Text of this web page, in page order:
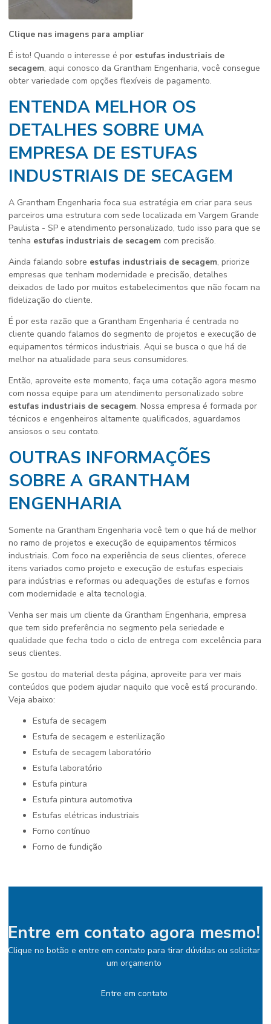
Clique nas imagens para ampliar
É isto! Quando o interesse é por estufas industriais de
secagem, aqui conosco da Grantham Engenharia, você consegue
obter variedade com opções flexíveis de pagamento.
ENTENDA MELHOR OS
DETALHES SOBRE UMA
EMPRESA DE ESTUFAS
INDUSTRIAIS DE SECAGEM
A Grantham Engenharia foca sua estratégia em criar para seus
parceiros uma estrutura com sede localizada em Vargem Grande
Paulista - SP e atendimento personalizado, tudo isso para que se
tenha estufas industriais de secagem com precisão.
Ainda falando sobre estufas industriais de secagem, priorize
empresas que tenham modernidade e precisão, detalhes
deixados de lado por muitos estabelecimentos que não focam na
fidelização do cliente.
É por esta razão que a Grantham Engenharia é centrada no
cliente quando falamos do segmento de projetos e execução de
equipamentos térmicos industriais. Aqui se busca o que há de
melhor na atualidade para seus consumidores.
Então, aproveite este momento, faça uma cotação agora mesmo
com nossa equipe para um atendimento personalizado sobre
estufas industriais de secagem. Nossa empresa é formada por
técnicos e engenheiros altamente qualificados, aguardamos
ansiosos o seu contato.
OUTRAS INFORMAÇÕES
SOBRE A GRANTHAM
ENGENHARIA
Somente na Grantham Engenharia você tem o que há de melhor
no ramo de projetos e execução de equipamentos térmicos
industriais. Com foco na experiência de seus clientes, oferece
itens variados como projeto e execução de estufas especiais
para indústrias e reformas ou adequações de estufas e fornos
com modernidade e alta tecnologia.
Venha ser mais um cliente da Grantham Engenharia, empresa
que tem sido preferência no segmento pela seriedade e
qualidade que fecha todo o ciclo de entrega com excelência para
seus clientes.
Se gostou do material desta página, aproveite para ver mais
conteúdos que podem ajudar naquilo que você está procurando.
Veja abaixo:
estufa de secagem
estufa de secagem e esterilização
estufa de secagem laboratório
estufa laboratório
estufa pintura
estufa pintura automotiva
estufas elétricas industriais
forno contínuo
forno de fundição
Entre em contato agora mesmo!
Clique no botão e entre em contato para tirar dúvidas ou solicitar
um orçamento
Entre em contato